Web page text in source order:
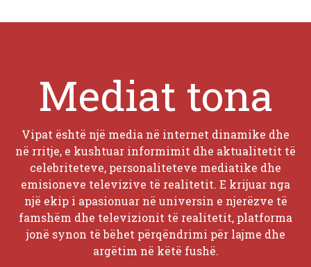
Mediat tona
Vipat është një media në internet dinamike dhe
në rritje, e kushtuar informimit dhe aktualitetit të
celebriteteve, personaliteteve mediatike dhe
emisioneve televizive të realitetit. E krijuar nga
një ekip i apasionuar në universin e njerëzve të
famshëm dhe televizionit të realitetit, platforma
jonë synon të bëhet përqëndrimi për lajme dhe
argëtim në këtë fushë.